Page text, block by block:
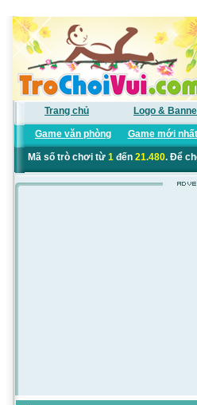
Trang chủ Logo &
Game văn phòng Game mới nhất
Mã số trò chơi từ 1đến 21.480. Để